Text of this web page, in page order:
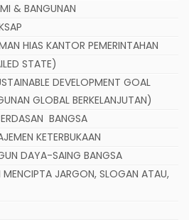
& BANGUNAN
HIAS KANTOR PEMERINTAHAN
STATE)
DEVELOPMENT GOAL
GLOBAL BERKELANJUTAN)
BANGSA
KETERBUKAAN
DAYA-SAING BANGSA
JARGON, SLOGAN ATAU,